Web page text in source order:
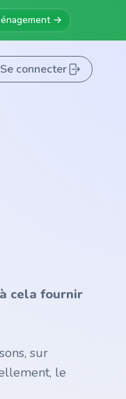
→
Se connecter
cela fournir
sur
le